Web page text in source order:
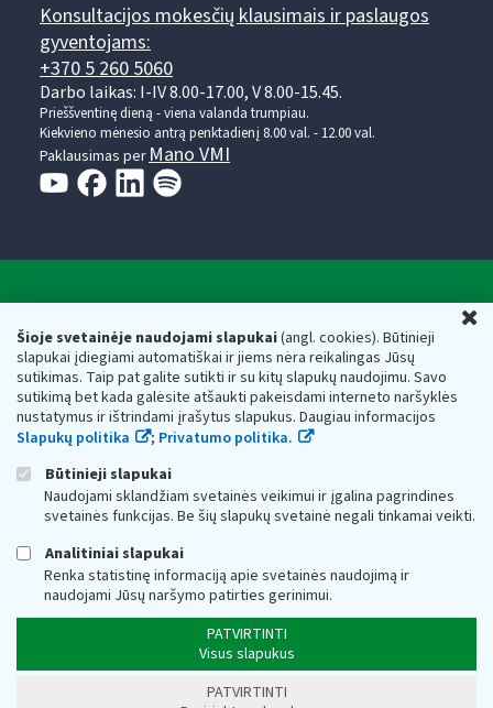
Šioje svetainėje naudojami slapukai(angl. cookies). Būtinieji
slapukai įdiegiami automatiškai ir jiems nėra reikalingas Jūsų
sutikimas. Taip pat galite sutikti ir su kitų slapukų naudojimu. Savo
sutikimą bet kada galėsite atšaukti pakeisdami interneto naršyklės
nustatymus ir ištrindami įrašytus slapukus. Daugiau informacijos
Slapukų politika
; Privatumo politika.
Būtinieji slapukai
Naudojami sklandžiam svetainės veikimui ir įgalina pagrindines
svetainės funkcijas. Be šių slapukų svetainė negali tinkamai veikti.
Analitiniai slapukai
Renka statistinę informaciją apie svetainės naudojimą ir
naudojami Jūsų naršymo patirties gerinimui.
PATVIRTINTI
Visus slapukus
PATVIRTINTI
Konsultacijos mokesčių klausimais ir paslaugos
gyventojams:
+370 5 260 5060
Darbo laikas: I-IV 8.00-17.00, V 8.00-15.45.
Prieššventinę dieną - viena valanda trumpiau.
Kiekvieno mėnesio antrą penktadienį 8.00 val. - 12.00 val.
Paklausimas per Mano VMI
Respublikos finansų ministerijos
Biudžetinė įstaiga. Juridinio asmens kodas — 188659752,
adresas: Vasario 16-osios g. 14, 01107 Vilnius, Lietuva, el.paštas:
vmi@vmi.lt, E. pristatymo dėžutės adresas 188659752
Duomenys apie Valstybinę mokesčių inspekciją prie Lietuvos
Respublikos finansų ministerijos kaupiami ir saugomi Juridinių